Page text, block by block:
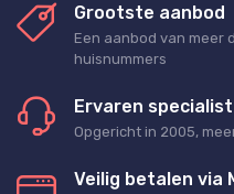
Grootste aanbod
Een aanbod van meer
huisnummers
Ervaren specialist
Opgericht in 2005,
Veilig betalen via